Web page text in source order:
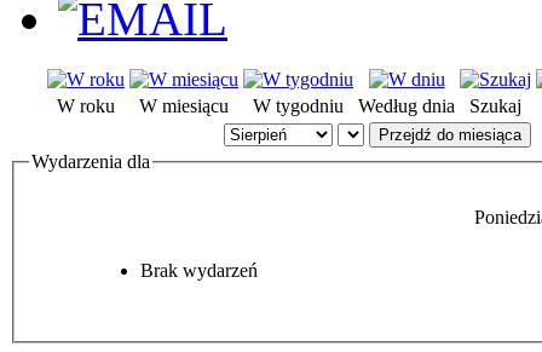
W roku W miesiącu W tygodniu Według dnia Szukaj
Przejdź do miesiąca
Wydarzenia dla
Brak wydarzeń